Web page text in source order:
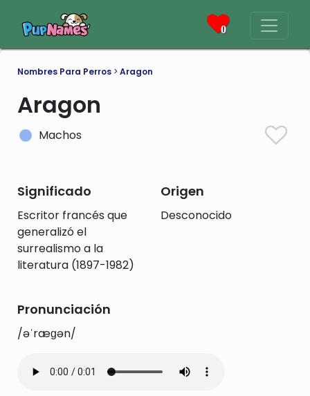
0
Nombres Para Perros > Aragon
Aragon
Machos
Significado
Escritor francés que
generalizó el
surrealismo a la
literatura (1897-1982)
Origen
Desconocido
Pronunciación
/əˈræɡən/